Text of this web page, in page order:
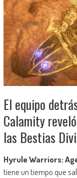
El equipo
Calamity
las Bestias
Hyrule Warriors:
tiene un tiempo que